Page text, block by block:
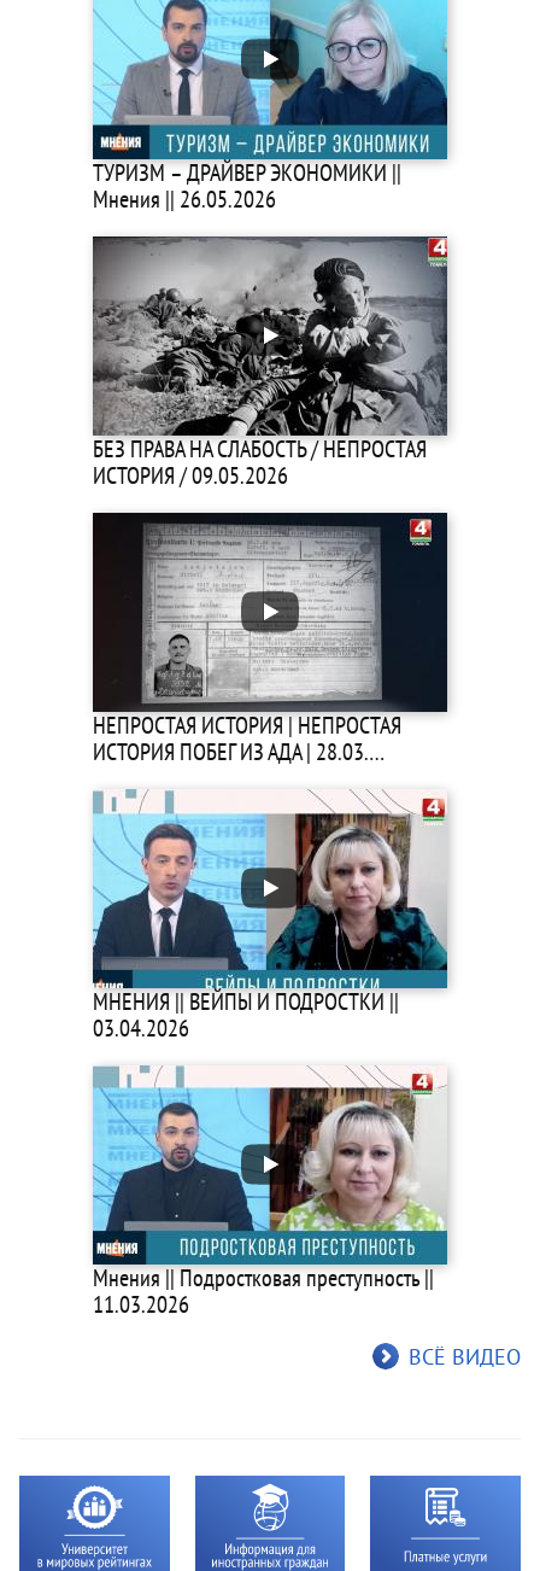
ТУРИЗМ – ДРАЙВЕР ЭКОНОМИКИ ||
Мнения || 26.05.2026
БЕЗ ПРАВА НА СЛАБОСТЬ / НЕПРОСТАЯ
ИСТОРИЯ / 09.05.2026
НЕПРОСТАЯ ИСТОРИЯ | НЕПРОСТАЯ
ИСТОРИЯ ПОБЕГ ИЗ АДА | 28.03.…
МНЕНИЯ || ВЕЙПЫ И ПОДРОСТКИ ||
03.04.2026
Мнения || Подростковая преступность ||
11.03.2026
ВСЁ ВИДЕО